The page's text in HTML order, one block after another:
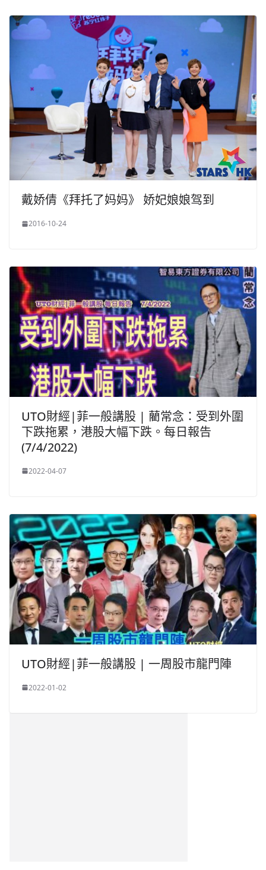
戴娇倩《拜托了妈妈》 娇妃娘娘驾到
2016-10-24
UTO財經|菲一般講股 | 藺常念：受到外圍
下跌拖累，港股大幅下跌。每日報告
(7/4/2022)
2022-04-07
UTO財經|菲一般講股 | 一周股市龍門陣
2022-01-02